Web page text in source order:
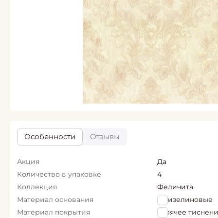
Особенности Отзывы
Акция
Да
Количество в упаковке
4
Коллекция
Феличита
Материал основания
Флизелиновые
Материал покрытия
горячее